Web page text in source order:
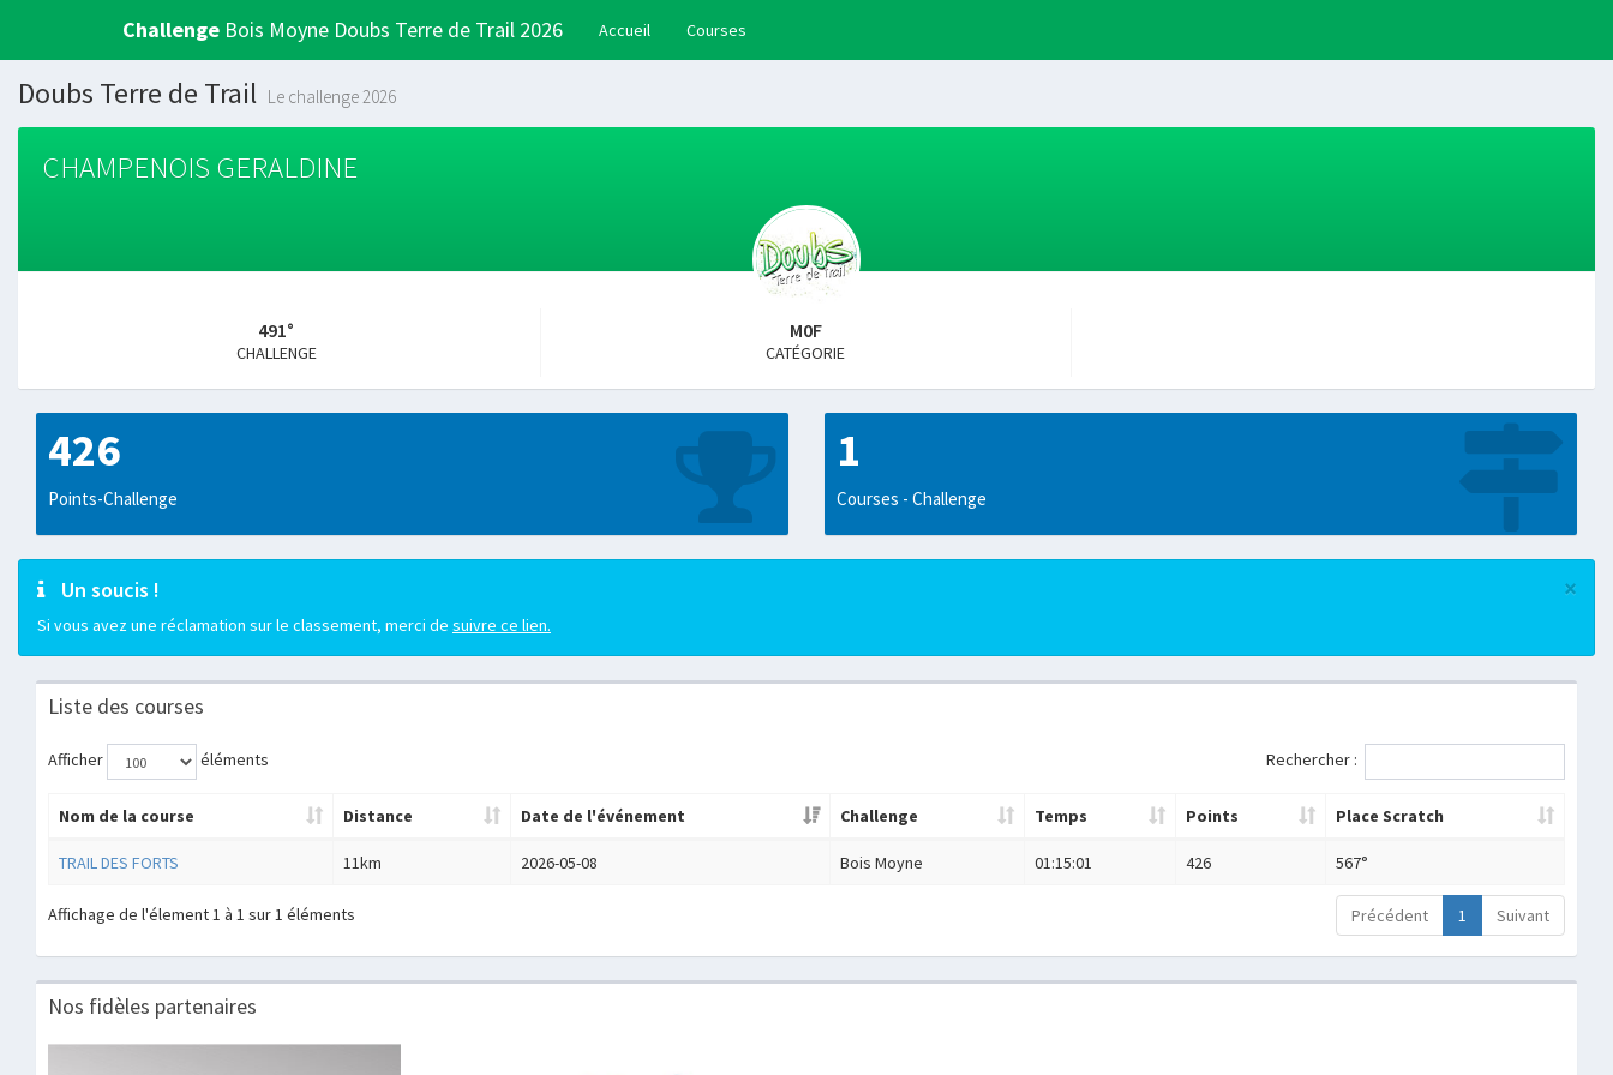
Challenge Bois Moyne Doubs Terre de Trail 2026 Accueil Courses
Doubs Terre de Trail Le challenge 2026
CHAMPENOIS GERALDINE
491°
CHALLENGE
M0F
CATÉGORIE
426
Points-Challenge
1
Courses - Challenge
×
Un soucis !
Si vous avez une réclamation sur le classement, merci de suivre ce lien.
Liste des courses
Afficher éléments Rechercher :
Nom de la course Distance Date de l'événement Challenge Temps Points Place Scratch
TRAIL DES FORTS 11km 2026-05-08 Bois Moyne 01:15:01 426 567°
Affichage de l'élement 1 à 1 sur 1 éléments Précédent 1 Suivant
Nos fidèles partenaires